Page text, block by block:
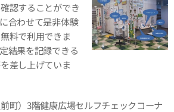
認することができ
合わせて是非体験
料で利用できま
結果を記録できる
差し上げていま
）3階健康広場セルフチェックコーナ